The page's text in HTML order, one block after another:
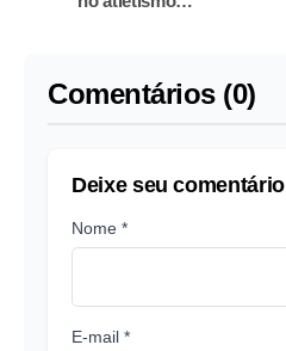
Comentários (0)
Deixe seu comentário
Nome *
E-mail *